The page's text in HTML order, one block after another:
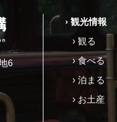
6
› 観光情報
› 観る
› 食べる
› 泊まる
› お土産